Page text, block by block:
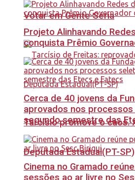
Votar em Gente Séria
Tarcísio promove o caos.
Deputada Estadual(PT-SP)
Projeto Alinhavando
conquista Prêmio
Cerca de 40 jovens da
aprovados nos
segundo semestre das
Cinema no Gramado
sessões ao ar livre no